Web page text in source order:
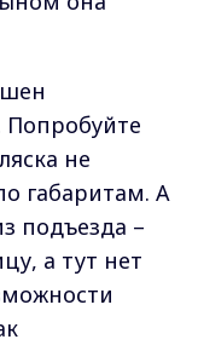
Попробуйте
не
габаритам. А
подъезда –
а тут нет